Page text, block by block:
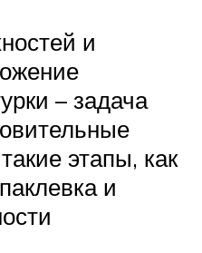
и
– задача
этапы, как
и